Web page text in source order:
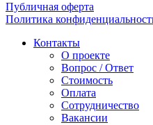
Публичная оферта
Политика
Контакты
О проекте
Вопрос / Ответ
Стоимость
Оплата
Сотрудничество
Вакансии